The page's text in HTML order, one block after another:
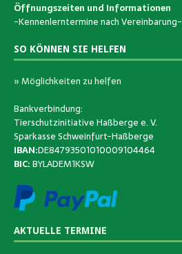
Öffnungszeiten und Informationen
-Kennenlerntermine nach Vereinbarung-
SO KÖNNEN SIE HELFEN
» Möglichkeiten zu helfen
Bankverbindung:
Tierschutzinitiative Haßberge e. V.
Sparkasse Schweinfurt-Haßberge
IBAN:DE84793501010009104464
BIC:BYLADEM1KSW
AKTUELLE TERMINE